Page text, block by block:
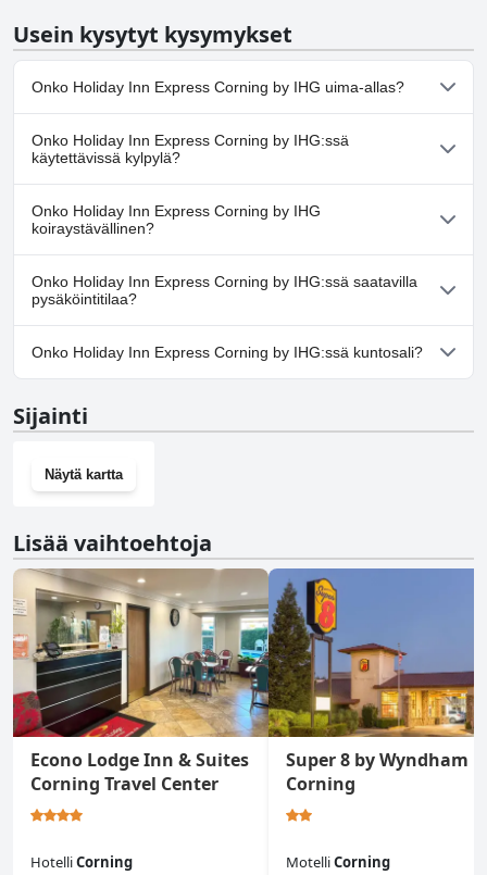
Usein kysytyt kysymykset
Onko Holiday Inn Express Corning by IHG uima-allas?
Kyllä, Holiday Inn Express Corning by IHG:ssä on uima-
allas/altaita, jotka kuuluvat yhteen tai useampaan seuraavista
luokista: Lämmitetty uima-allas, Ulkouima-allas.
Onko Holiday Inn Express Corning by IHG:ssä
käytettävissä kylpylä?
Ei, Holiday Inn Express Corning by IHG ei tarjoa kylpylää.
Onko Holiday Inn Express Corning by IHG
koiraystävällinen?
Ei, Holiday Inn Express Corning by IHG ei salli koiria.
Onko Holiday Inn Express Corning by IHG:ssä saatavilla
pysäköintitilaa?
Kyllä, Holiday Inn Express Corning by IHG tarjoaa
pysäköintimahdollisuuden.
Onko Holiday Inn Express Corning by IHG:ssä kuntosali?
Sijainti
Näytä kartta
Lisää vaihtoehtoja
Econo Lodge Inn & Suites
Corning Travel Center
HotelliCorning
Super 8 by Wyndham
Corning
MotelliCorning